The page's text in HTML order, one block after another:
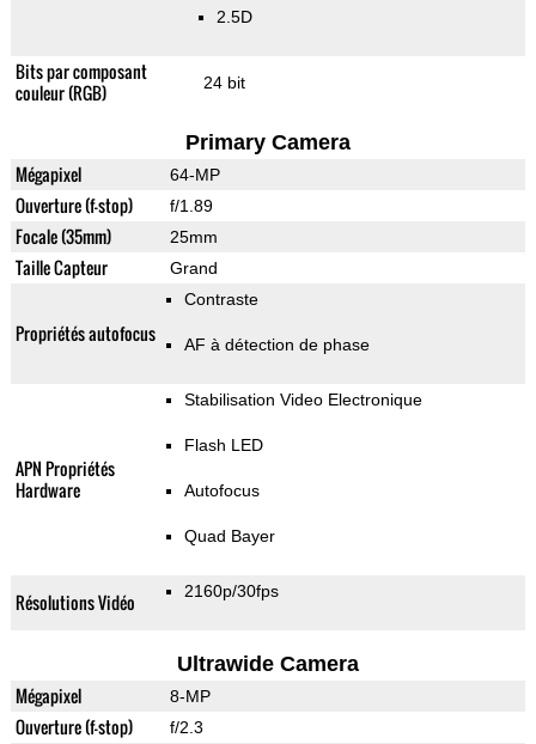
2.5D
Bits par composant
couleur (RGB)
24 bit
Primary Camera
Mégapixel 64-MP
Ouverture (f-stop) f/1.89
Focale (35mm) 25mm
Taille Capteur Grand
Propriétés autofocus
Contraste
AF à détection de phase
APN Propriétés
Hardware
Stabilisation Video Electronique
Flash LED
Autofocus
Quad Bayer
Résolutions Vidéo 2160p/30fps
Ultrawide Camera
Mégapixel 8-MP
Ouverture (f-stop) f/2.3